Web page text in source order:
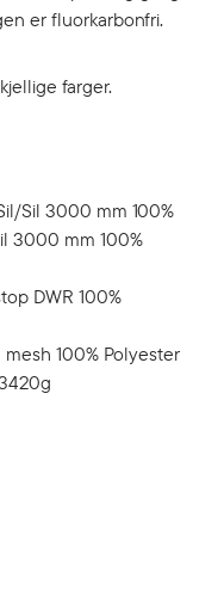
er fluorkarbonfri.
farger.
Sil 3000 mm 100%
3000 mm 100%
DWR 100%
100% Polyester